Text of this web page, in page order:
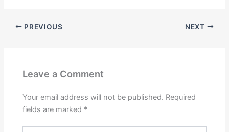
PREVIOUS NEXT
Leave a Comment
Your email address will not be published. Required
fields are marked *